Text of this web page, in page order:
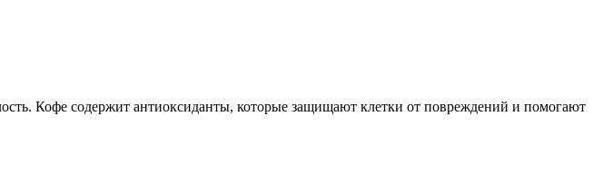
Кофе содержит антиоксиданты, которые защищают клетки от повреждений и помогают